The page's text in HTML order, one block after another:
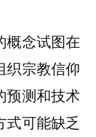
概念试图在
织宗教信仰
预测和技术
式可能缺乏